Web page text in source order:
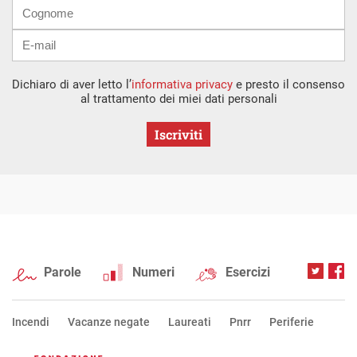
Dichiaro di aver letto l’informativa privacy e presto il consenso
al trattamento dei miei dati personali
Iscriviti
Parole Numeri Esercizi
Incendi Vacanze negate Laureati Pnrr Periferie